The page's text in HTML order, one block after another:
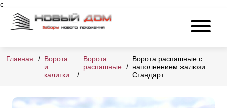
с
Главная
Ворота
и
калитки
Ворота
распашные
Ворота распашные с
наполнением жалюзи
Стандарт